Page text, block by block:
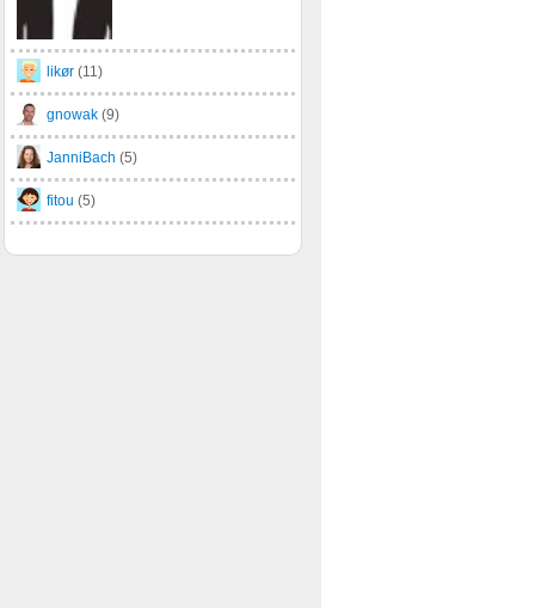
likør (11)
gnowak (9)
JanniBach (5)
fitou (5)